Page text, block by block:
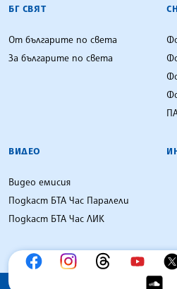
БГ СВЯТ
От българите по света
За българите по света
ВИДЕО
Видео емисия
Подкаст БТА Час Паралели
Подкаст БТА Час ЛИК